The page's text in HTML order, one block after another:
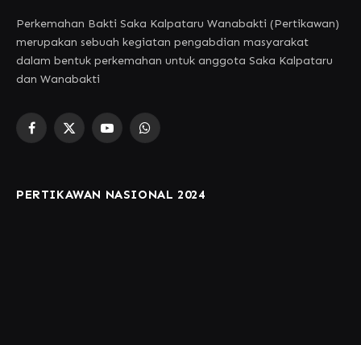
Perkemahan Bakti Saka Kalpataru Wanabakti (Pertikawan)
merupakan sebuah kegiatan pengabdian masyarakat
dalam bentuk perkemahan untuk anggota Saka Kalpataru
dan Wanabakti
Facebook
X
YouTubeWhatsApp
PERTIKAWAN NASIONAL 2024